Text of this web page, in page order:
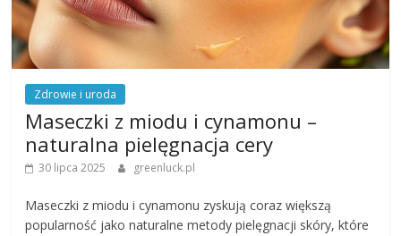
Zdrowie i uroda
Maseczki z miodu i cynamonu –
naturalna pielęgnacja cery
30 lipca 2025 greenluck.pl
Maseczki z miodu i cynamonu zyskują coraz większą
popularność jako naturalne metody pielęgnacji skóry, które